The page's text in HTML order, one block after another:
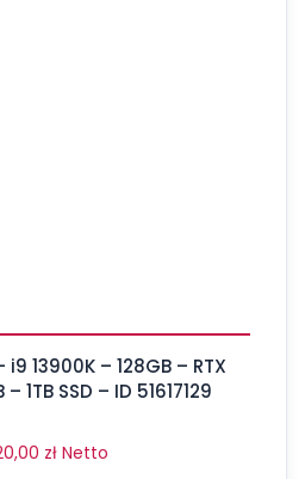
i9 13900K – 128GB – RTX
1TB SSD – ID 51617129
zł Netto